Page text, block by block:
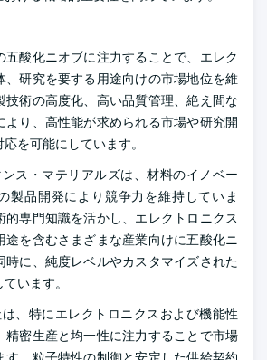
五酸化ニオブに注力することで、エレク
、研究を要する用途向けの市場地位を維
技術の高度化、高い品質管理、絶え間な
より、高性能が求められる市場や研究開
を可能にしています。
ス・マテリアルズは、材料のイノベー
製品開発により競争力を維持していま
的専門知識を活かし、エレクトロニクス
途を含むさまざまな産業向けに五酸化ニ
時に、純度レベルやカスタマイズされた
います。
、特にエレクトロニクスおよび機能性
精密生産と均一性に注力することで市場